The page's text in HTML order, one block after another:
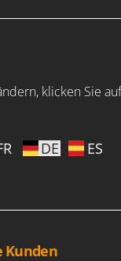
klicken Sie
DE ES
Kunden